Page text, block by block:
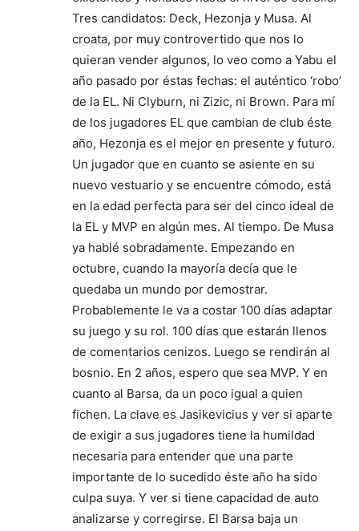
Tres candidatos: Deck, Hezonja y Musa. Al
croata, por muy controvertido que nos lo
quieran vender algunos, lo veo como a Yabu el
año pasado por éstas fechas: el auténtico ‘robo’
de la EL. Ni Clyburn, ni Zizic, ni Brown. Para mí
de los jugadores EL que cambian de club éste
año, Hezonja es el mejor en presente y futuro.
Un jugador que en cuanto se asiente en su
nuevo vestuario y se encuentre cómodo, está
en la edad perfecta para ser del cinco ideal de
la EL y MVP en algún mes. Al tiempo. De Musa
ya hablé sobradamente. Empezando en
octubre, cuando la mayoría decía que le
quedaba un mundo por demostrar.
Probablemente le va a costar 100 días adaptar
su juego y su rol. 100 días que estarán llenos
de comentarios cenizos. Luego se rendirán al
bosnio. En 2 años, espero que sea MVP. Y en
cuanto al Barsa, da un poco igual a quien
fichen. La clave es Jasikevicius y ver si aparte
de exigir a sus jugadores tiene la humildad
necesaria para entender que una parte
importante de lo sucedido éste año ha sido
culpa suya. Y ver si tiene capacidad de auto
analizarse y corregirse. El Barsa baja un